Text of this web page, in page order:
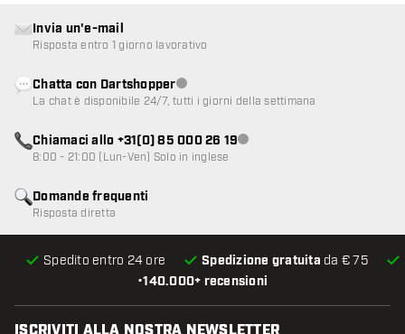
•140.000+ recensioni
Spedito entro 24 ore Spedizione gratuita da € 75
Domande frequenti
Risposta diretta
Invia un'e-mail
Risposta entro 1 giorno lavorativo
Chatta con DartshopperServizio clienti non disponibile
La chat è disponibile 24/7, tutti i giorni della settimana
Chiamaci allo +31(0) 85 000 26 19Servizio clienti non disponibile
8:00 - 21:00 (Lun-Ven) Solo in inglese